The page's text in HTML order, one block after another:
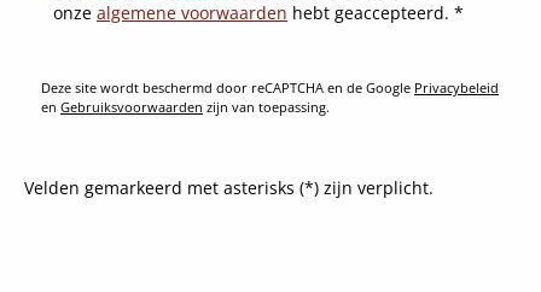
onze algemene voorwaarden hebt geaccepteerd. *
Deze site wordt beschermd door reCAPTCHA en de Google Privacybeleid
en Gebruiksvoorwaarden zijn van toepassing.
Velden gemarkeerd met asterisks (*) zijn verplicht.